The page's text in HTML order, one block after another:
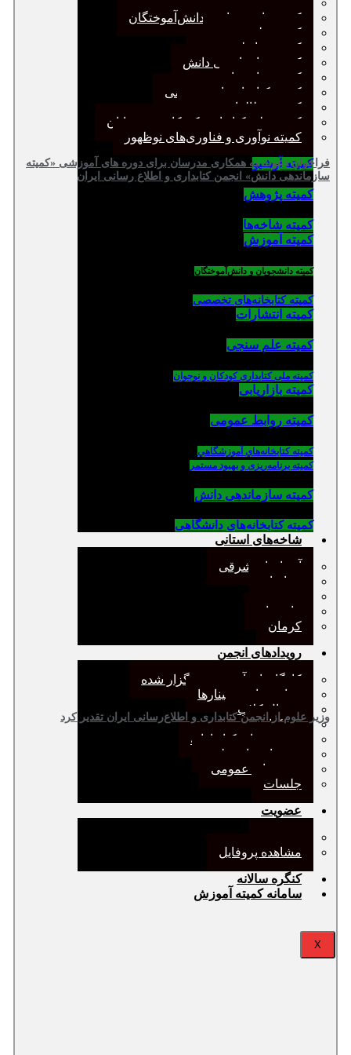
کمیته دانشجویان و دانش‌آموختگان
کمیته علم سنجی
کمیته روابط عمومی
کمیته سازماندهی دانش
کمیته شاخه‌ها
کمیته کتابخانه‌های تخصصی
کمیته مطالعات صنفی
کمیته ملی کتابداری کودکان و نوجوانان
کمیته نوآوری و فناوری‌های نوظهور
کمیته آرشیو
کمیته پژوهش
کمیته شاخه‌ها
کمیته آموزش
کمیته دانشجویان و دانش‌آموختگان
کمیته کتابخانه‌های تخصصی
کمیته انتشارات
کمیته علم سنجی
کمیته ملی کتابداری کودکان و نوجوان
کمیته بازاریابی
کمیته روابط عمومی
كميته كتابخانه‌هاي آموزشگاهي
کمیته برنامه‌ریزی و بهبود مستمر
کمیته سازماندهی دانش
کمیته کتابخانه‌های دانشگاهی
شاخه‌های استانی
آذربایجان شرقی
خراسان
مازندران
کرمان
رویدادهای انجمن
کارگاههای آموزشی برگزار شده
همایش‌ها و سمینارها
ژورنال کلاب
نقد کتاب
دورهمی‌های کتابدارانه
سخنرانی‌های علمی
مجمع‌های عمومی
جلسات
عضویت
مشاهده پروفایل
کنگره سالانه
سامانه کمیته آموزش
X
فراخوان دعوت به همکاری مدرسان برای دوره های آموزشی «کمیته
سازماندهی دانش» انجمن کتابداری و اطلاع رسانی ایران
وزیر علوم از انجمن کتابداری و اطلاع‌رسانی ایران تقدیر کرد